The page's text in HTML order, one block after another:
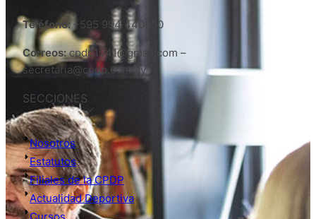
Teléfono:+595 994 440950
Correos:cpdp1941@gmail.com –
secretaria@cpdp.com.py
SECCIONES
Nosotros
Estatutos
Filiales de la CPDP
Actualidad Deportiva
Cursos